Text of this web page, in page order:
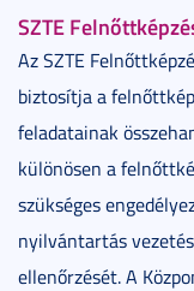
SZTE
Az SZTE
biztosítja a
feladatainak
különösen a
szükséges
nyilvántartás
ellenőrzését. A